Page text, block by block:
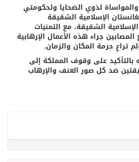
لذوي الضحايا ولحكومتي
الإسلامية الشقيقة
الشقيقة، مع التمنيات
جراء هذه الأعمال الإرهابية
تراعِ حرمة المكان والزمان.
على وقوف المملكة إلى
ضد كل صور العنف والإرهاب